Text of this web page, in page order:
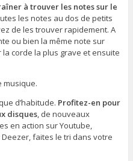
à trouver les notes sur le
les notes au dos de petits
de les trouver rapidement. A
ou bien la même note sur
corde la plus grave et ensuite
musique.
d’habitude. Profitez-en pour
disques, de nouveaux
en action sur Youtube,
faites le tri dans votre